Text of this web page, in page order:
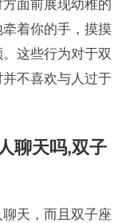
面前展现幼稚的
着你的手，摸摸
这些行为对于双
不喜欢与人过于
聊天吗,双子
天，而且双子座